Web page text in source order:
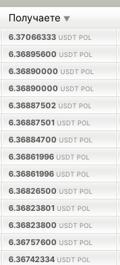
Получаете ▼
6.37066333 USDT POL
6.36895600 USDT POL
6.36890000 USDT POL
6.36890000 USDT POL
6.36887502 USDT POL
6.36887501 USDT POL
6.36884700 USDT POL
6.36861996 USDT POL
6.36861996 USDT POL
6.36826500 USDT POL
6.36823801 USDT POL
6.36823800 USDT POL
6.36757600 USDT POL
6.36742334 USDT POL